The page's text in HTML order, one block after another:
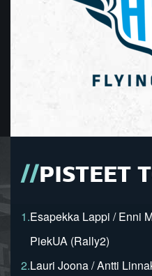
PISTEET
1.Esapekka Lappi / Enni
PiekUA (Rally2)
2.Lauri Joona / Antti